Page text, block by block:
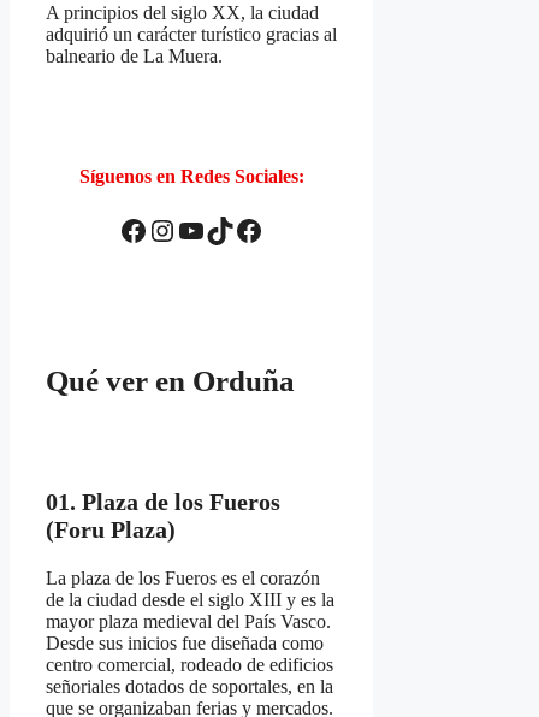
A principios del siglo XX, la ciudad
adquirió un carácter turístico gracias al
balneario de La Muera.
Síguenos en Redes Sociales:
Facebook
Instagram
YouTube
TikTok
Facebook
Qué ver en Orduña
01. Plaza de los Fueros
(Foru Plaza)
La plaza de los Fueros es el corazón
de la ciudad desde el siglo XIII y es la
mayor plaza medieval del País Vasco.
Desde sus inicios fue diseñada como
centro comercial, rodeado de edificios
señoriales dotados de soportales, en la
que se organizaban ferias y mercados.